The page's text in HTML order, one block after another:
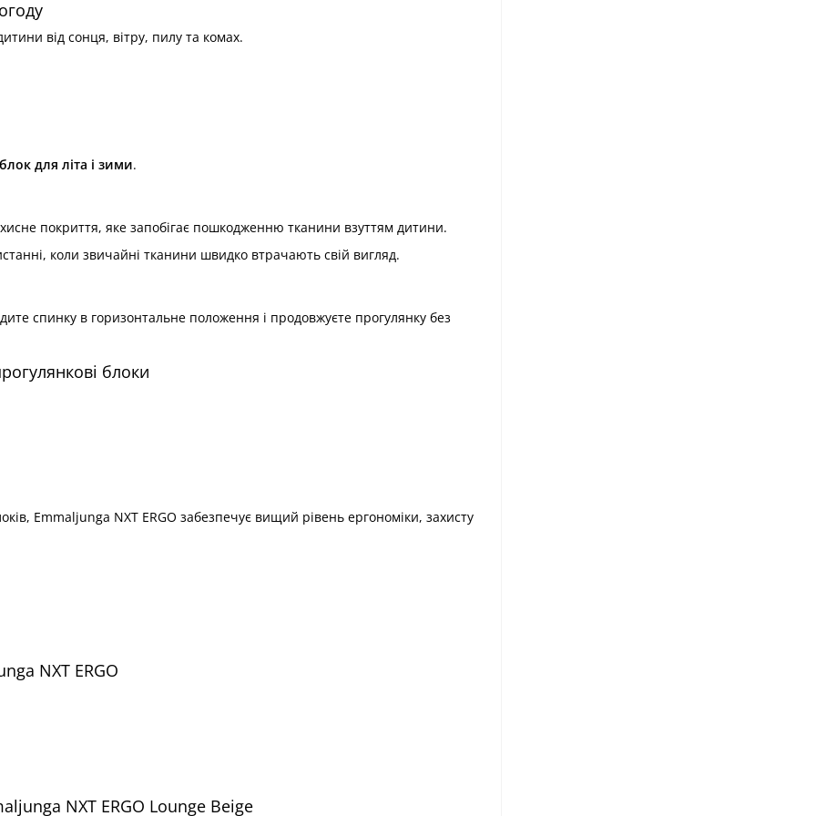
від сонця, вітру, пилу та комах.
для літа і зими.
покриття, яке запобігає пошкодженню тканини взуттям дитини.
коли звичайні тканини швидко втрачають свій вигляд.
спинку в горизонтальне положення і продовжуєте прогулянку без
блоки
Emmaljunga NXT ERGO забезпечує вищий рівень ергономіки, захисту
NXT ERGO
NXT ERGO Lounge Beige